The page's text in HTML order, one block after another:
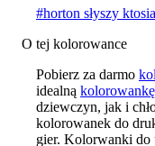
#horton słyszy ktosia
O tej kolorowance
Pobierz za darmo
idealną
dziewczyn, jak i
kolorowanek do
gier. Kolorwanki do